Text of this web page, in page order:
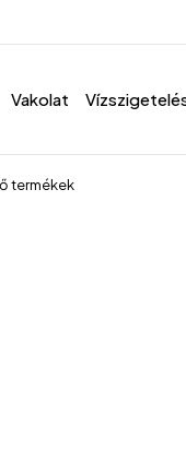
Vakolat
termékek